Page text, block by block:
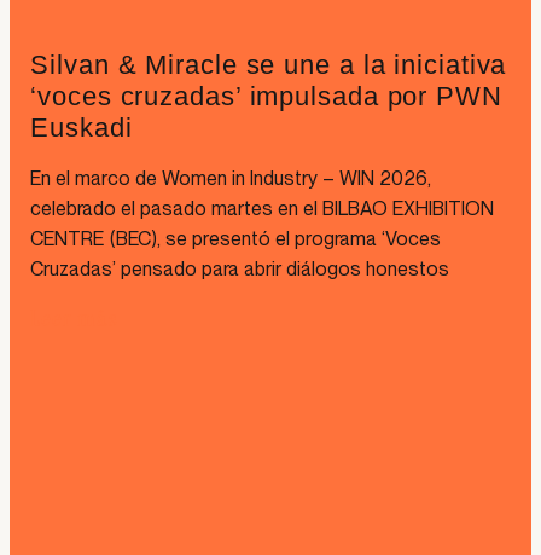
Silvan & Miracle se une a la iniciativa
‘voces cruzadas’ impulsada por PWN
Euskadi
En el marco de Women in Industry – WIN 2026,
celebrado el pasado martes en el BILBAO EXHIBITION
CENTRE (BEC), se presentó el programa ‘Voces
Cruzadas’ pensado para abrir diálogos honestos